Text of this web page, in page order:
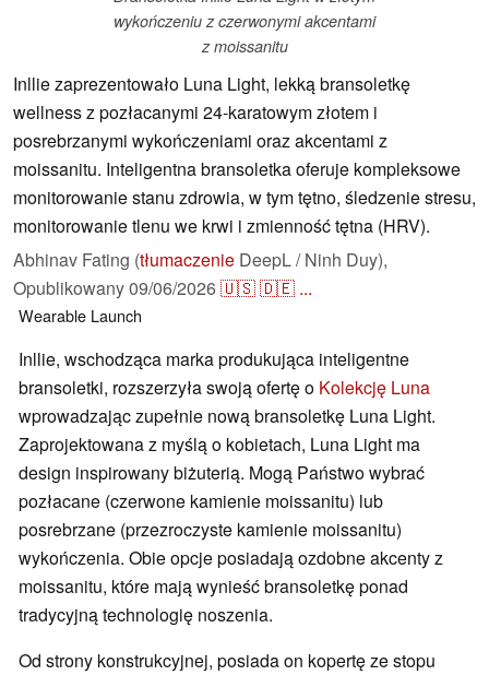
wykończeniu z czerwonymi akcentami
z moissanitu
Inllie zaprezentowało Luna Light, lekką bransoletkę
wellness z pozłacanymi 24-karatowym złotem i
posrebrzanymi wykończeniami oraz akcentami z
moissanitu. Inteligentna bransoletka oferuje kompleksowe
monitorowanie stanu zdrowia, w tym tętno, śledzenie stresu,
monitorowanie tlenu we krwi i zmienność tętna (HRV).
Abhinav Fating (tłumaczenie DeepL / Ninh Duy),
Opublikowany09/06/2026🇺🇸🇩🇪 ...
Wearable Launch
Inllie, wschodząca marka produkująca inteligentne
bransoletki, rozszerzyła swoją ofertę o Kolekcję Luna
wprowadzając zupełnie nową bransoletkę Luna Light.
Zaprojektowana z myślą o kobietach, Luna Light ma
design inspirowany biżuterią. Mogą Państwo wybrać
pozłacane (czerwone kamienie moissanitu) lub
posrebrzane (przezroczyste kamienie moissanitu)
wykończenia. Obie opcje posiadają ozdobne akcenty z
moissanitu, które mają wynieść bransoletkę ponad
tradycyjną technologię noszenia.
Od strony konstrukcyjnej, posiada on kopertę ze stopu